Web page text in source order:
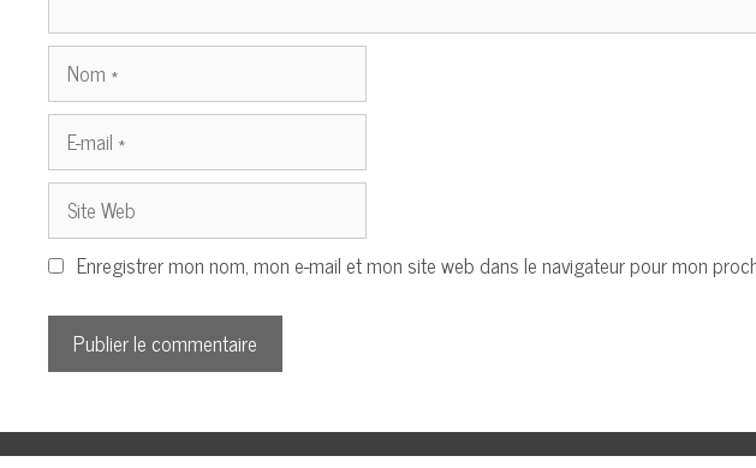
Nom
E-
mail
Site
Web
Enregistrer mon nom, mon e-mail et mon site web dans le navigateur pour mon